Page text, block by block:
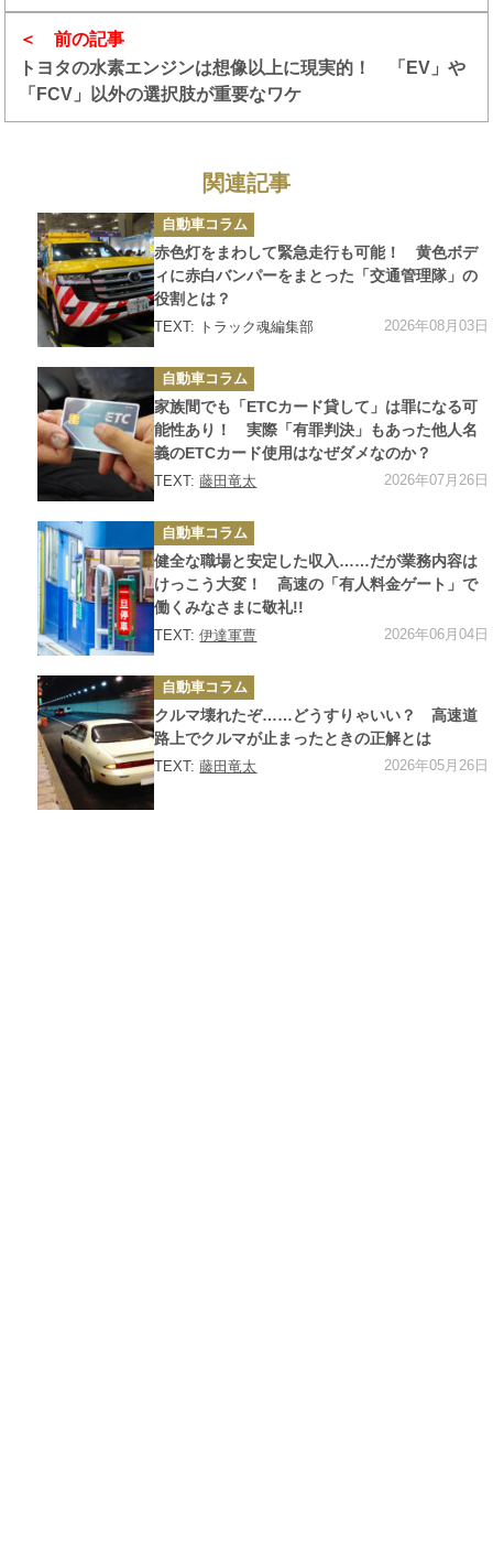
前の記事
トヨタの水素エンジンは想像以上に現実的！ 「EV」や
「FCV」以外の選択肢が重要なワケ
ックエディション」も追加
関連記事
カ
テ
ゴ
リ
ー
自動車コラム
赤色灯をまわして緊急走行も可能！ 黄色ボデ
ィに赤白バンパーをまとった「交通管理隊」の
役割とは？
TEXT: トラック魂編集部 2026年08月03日
カ
テ
ゴ
リ
ー
自動車コラム
家族間でも「ETCカード貸して」は罪になる可
能性あり！ 実際「有罪判決」もあった他人名
義のETCカード使用はなぜダメなのか？
TEXT:藤田竜太 2026年07月26日
カ
テ
ゴ
リ
ー
自動車コラム
健全な職場と安定した収入……だが業務内容は
けっこう大変！ 高速の「有人料金ゲート」で
働くみなさまに敬礼!!
TEXT:伊達軍曹 2026年06月04日
カ
テ
ゴ
リ
ー
自動車コラム
クルマ壊れたぞ……どうすりゃいい？ 高速道
路上でクルマが止まったときの正解とは
TEXT:藤田竜太 2026年05月26日